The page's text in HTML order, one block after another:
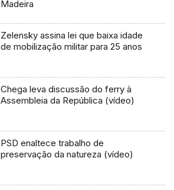
Madeira
Zelensky assina lei que baixa idade
de mobilização militar para 25 anos
Chega leva discussão do ferry à
Assembleia da República (vídeo)
PSD enaltece trabalho de
preservação da natureza (vídeo)